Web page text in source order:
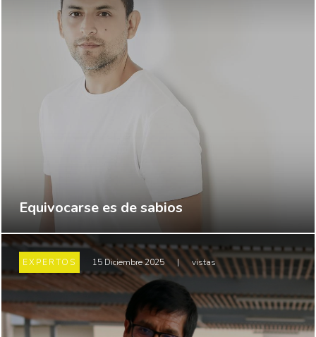
Equivocarse es de sabios
EXPERTOS 15 Diciembre 2025 | vistas